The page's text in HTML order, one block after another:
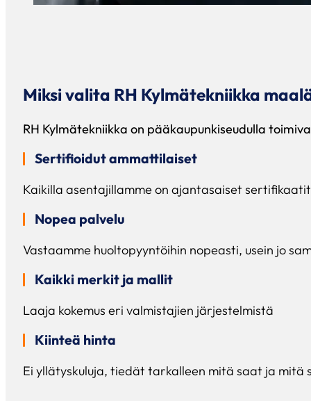
Miksi valita RH Kylmätekniikka
RH Kylmätekniikka on pääkaupunkiseudulla
Sertifioidut ammattilaiset
Kaikilla asentajillamme on ajantasaiset
Nopea palvelu
Vastaamme huoltopyyntöihin nopeasti, usein jo
Kaikki merkit ja mallit
Laaja kokemus eri valmistajien järjestelmistä
Kiinteä hinta
Ei yllätyskuluja, tiedät tarkalleen mitä saat ja mitä